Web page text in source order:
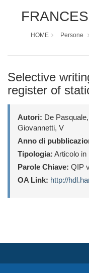
HOME Persone
Selective
register of
Autori: De
Giovannetti, V
Anno di
Tipologia: Articolo in
Parole Chiave: QIP
OA Link: http://